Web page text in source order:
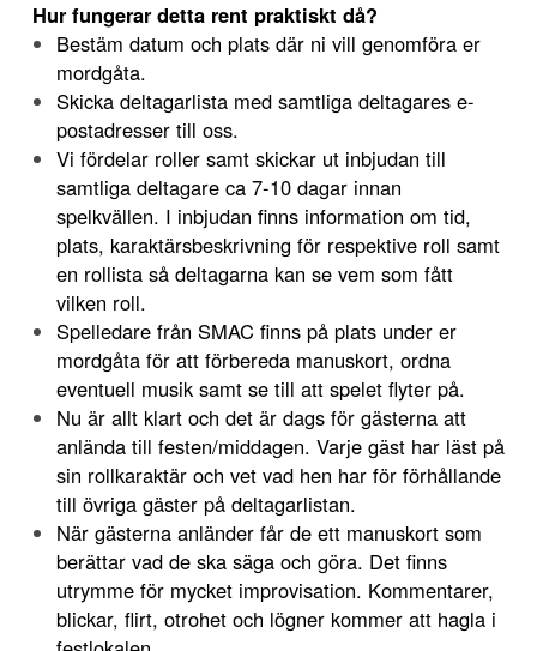
Hur fungerar detta rent praktiskt då?
Bestäm datum och plats där ni vill genomföra er
mordgåta.
Skicka deltagarlista med samtliga deltagares e-
postadresser till oss.
Vi fördelar roller samt skickar ut inbjudan till
samtliga deltagare ca 7-10 dagar innan
spelkvällen. I inbjudan finns information om tid,
plats, karaktärsbeskrivning för respektive roll samt
en rollista så deltagarna kan se vem som fått
vilken roll.
Spelledare från SMAC finns på plats under er
mordgåta för att förbereda manuskort, ordna
eventuell musik samt se till att spelet flyter på.
Nu är allt klart och det är dags för gästerna att
anlända till festen/middagen. Varje gäst har läst på
sin rollkaraktär och vet vad hen har för förhållande
till övriga gäster på deltagarlistan.
När gästerna anländer får de ett manuskort som
berättar vad de ska säga och göra. Det finns
utrymme för mycket improvisation. Kommentarer,
blickar, flirt, otrohet och lögner kommer att hagla i